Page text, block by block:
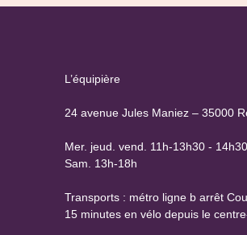
L’équipière
24 avenue Jules Maniez – 35000
Mer. jeud. vend. 11h-13h30 -
Sam. 13h-18h
Transports : métro ligne b arrêt
15 minutes en vélo depuis le